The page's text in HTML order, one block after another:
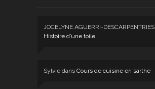
JOCELYNE AGUERRI-DESCARPENTRIES
Histoire d’une toile
Sylvie dans Cours de cuisine en sarthe